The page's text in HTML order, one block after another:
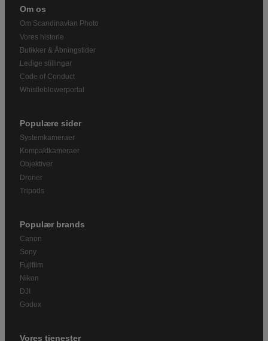
Om os
Om Scandinavian Photo
Vores historie
Butikker & Åbningstider
Ledige stillinger
Code of Conduct
Whistleblowerportal
Populære sider
Systemkameraer
Kompaktkameraer
Objektiver
Droner
Tripods
Populær brands
Canon
Sony
Fujifilm
Nikon
DJI
Godox
Vores tjenester